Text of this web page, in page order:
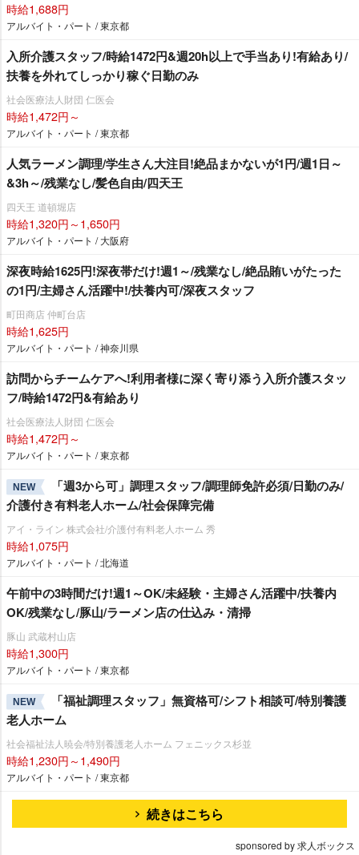
時給1,688円
アルバイト・パート / 東京都
入所介護スタッフ/時給1472円&週20h以上で手当あり!有給あり/
扶養を外れてしっかり稼ぐ日勤のみ
社会医療法人財団 仁医会
時給1,472円～
アルバイト・パート / 東京都
人気ラーメン調理/学生さん大注目!絶品まかないが1円/週1日～
&3h～/残業なし/髪色自由/四天王
四天王 道頓堀店
時給1,320円～1,650円
アルバイト・パート / 大阪府
深夜時給1625円!深夜帯だけ!週1～/残業なし/絶品賄いがたった
の1円/主婦さん活躍中!/扶養内可/深夜スタッフ
町田商店 仲町台店
時給1,625円
アルバイト・パート / 神奈川県
訪問からチームケアへ!利用者様に深く寄り添う入所介護スタッ
フ/時給1472円&有給あり
社会医療法人財団 仁医会
時給1,472円～
アルバイト・パート / 東京都
NEW
「週3から可」調理スタッフ/調理師免許必須/日勤のみ/
介護付き有料老人ホーム/社会保障完備
アイ・ライン 株式会社/介護付有料老人ホーム 秀
時給1,075円
アルバイト・パート / 北海道
午前中の3時間だけ!週1～OK/未経験・主婦さん活躍中/扶養内
OK/残業なし/豚山/ラーメン店の仕込み・清掃
豚山 武蔵村山店
時給1,300円
アルバイト・パート / 東京都
NEW
「福祉調理スタッフ」無資格可/シフト相談可/特別養護
老人ホーム
社会福祉法人暁会/特別養護老人ホーム フェニックス杉並
時給1,230円～1,490円
アルバイト・パート / 東京都
続きはこちら
sponsored by 求人ボックス